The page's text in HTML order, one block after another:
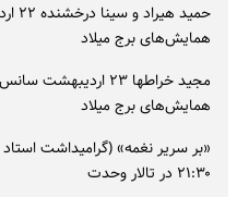
همایش‌های برج میلاد
همایش‌های برج میلاد
۲۱:۳۰ در تالار وحدت